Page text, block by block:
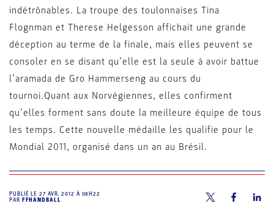
indétrônables. La troupe des toulonnaises Tina
Flognman et Therese Helgesson affichait une grande
déception au terme de la finale, mais elles peuvent se
consoler en se disant qu’elle est la seule à avoir battue
l’aramada de Gro Hammerseng au cours du
tournoi.Quant aux Norvégiennes, elles confirment
qu’elles forment sans doute la meilleure équipe de tous
les temps. Cette nouvelle médaille les qualifie pour le
Mondial 2011, organisé dans un an au Brésil.
PUBLIÉ LE27 AVR. 2012 À 08H22
PAR FFHANDBALL